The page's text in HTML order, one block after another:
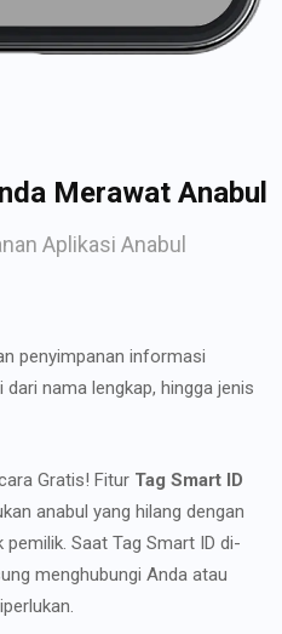
Merawat Anabul
Aplikasi Anabul
penyimpanan informasi
nama lengkap, hingga jenis
Gratis! Fitur Tag Smart ID
anabul yang hilang dengan
Saat Tag Smart ID di-
menghubungi Anda atau